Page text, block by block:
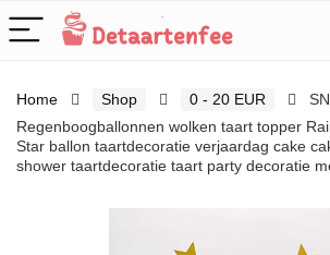
Home Shop 0 - 20 EUR
Regenboogballonnen wolken taart topper
Star ballon taartdecoratie verjaardag cake
shower taartdecoratie taart party decoratie